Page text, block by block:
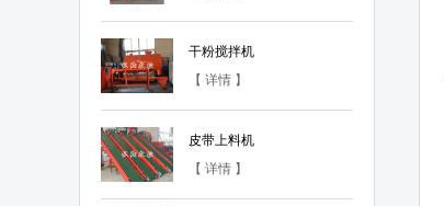
干粉搅拌机
【 详情 】
皮带上料机
【 详情 】